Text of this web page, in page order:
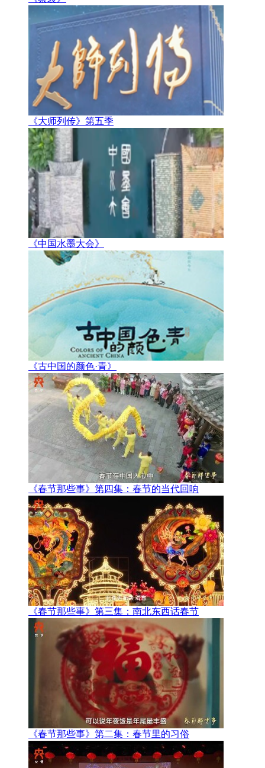
《大师列传》第五季
《中国水墨大会》
《古中国的颜色·青》
《春节那些事》第四集：春节的当代回响
《春节那些事》第三集：南北东西话春节
《春节那些事》第二集：春节里的习俗